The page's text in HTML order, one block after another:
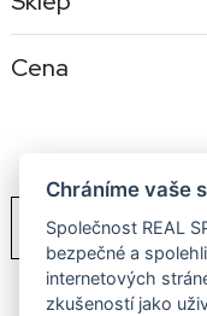
Cena
PDF
Chráníme vaše
Společnost REAL
bezpečné a
internetových
zkušeností jako